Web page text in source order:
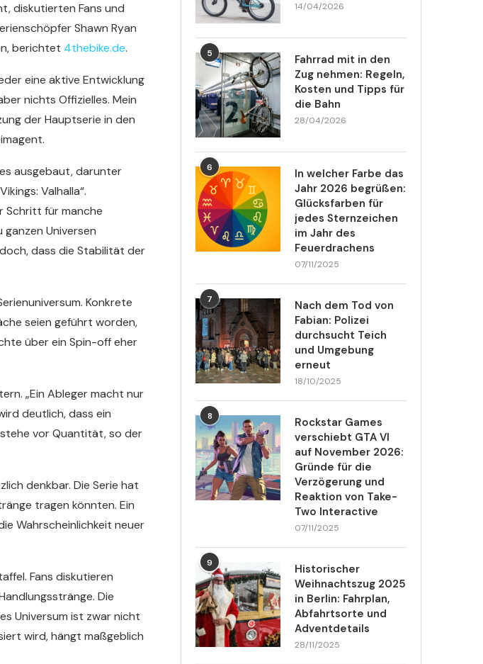
diskutierten Fans und
Shawn Ryan
berichtet 4thebike.de.
eine aktive Entwicklung
nichts Offizielles. Mein
der Hauptserie in den
ausgebaut, darunter
Valhalla“.
Schritt für manche
Universen
dass die Stabilität der
Konkrete
seien geführt worden,
über ein Spin-off eher
„Ein Ableger macht nur
deutlich, dass ein
vor Quantität, so der
denkbar. Die Serie hat
tragen könnten. Ein
Wahrscheinlichkeit neuer
Fans diskutieren
Die
Universum ist zwar nicht
wird, hängt maßgeblich
14/04/2026
5
Fahrrad mit in den
Zug nehmen: Regeln,
Kosten und Tipps für
die Bahn
28/04/2026
6
In welcher Farbe das
Jahr 2026 begrüßen:
Glücksfarben für
jedes Sternzeichen
im Jahr des
Feuerdrachens
07/11/2025
7
Nach dem Tod von
Fabian: Polizei
durchsucht Teich
und Umgebung
erneut
18/10/2025
8
Rockstar Games
verschiebt GTA VI
auf November 2026:
Gründe für die
Verzögerung und
Reaktion von Take-
Two Interactive
07/11/2025
9
Historischer
Weihnachtszug 2025
in Berlin: Fahrplan,
Abfahrtsorte und
Adventdetails
28/11/2025